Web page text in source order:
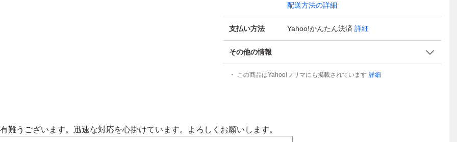
配送方法の詳細
支払い方法 Yahoo!かんたん決済 詳細
その他の情報
この商品はYahoo!フリマにも掲載されています 詳細